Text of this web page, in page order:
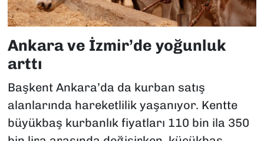
Ankara ve İzmir’de yoğunluk
arttı
Başkent Ankara’da da kurban satış
alanlarında hareketlilik yaşanıyor. Kentte
büyükbaş kurbanlık fiyatları 110 bin ila 350